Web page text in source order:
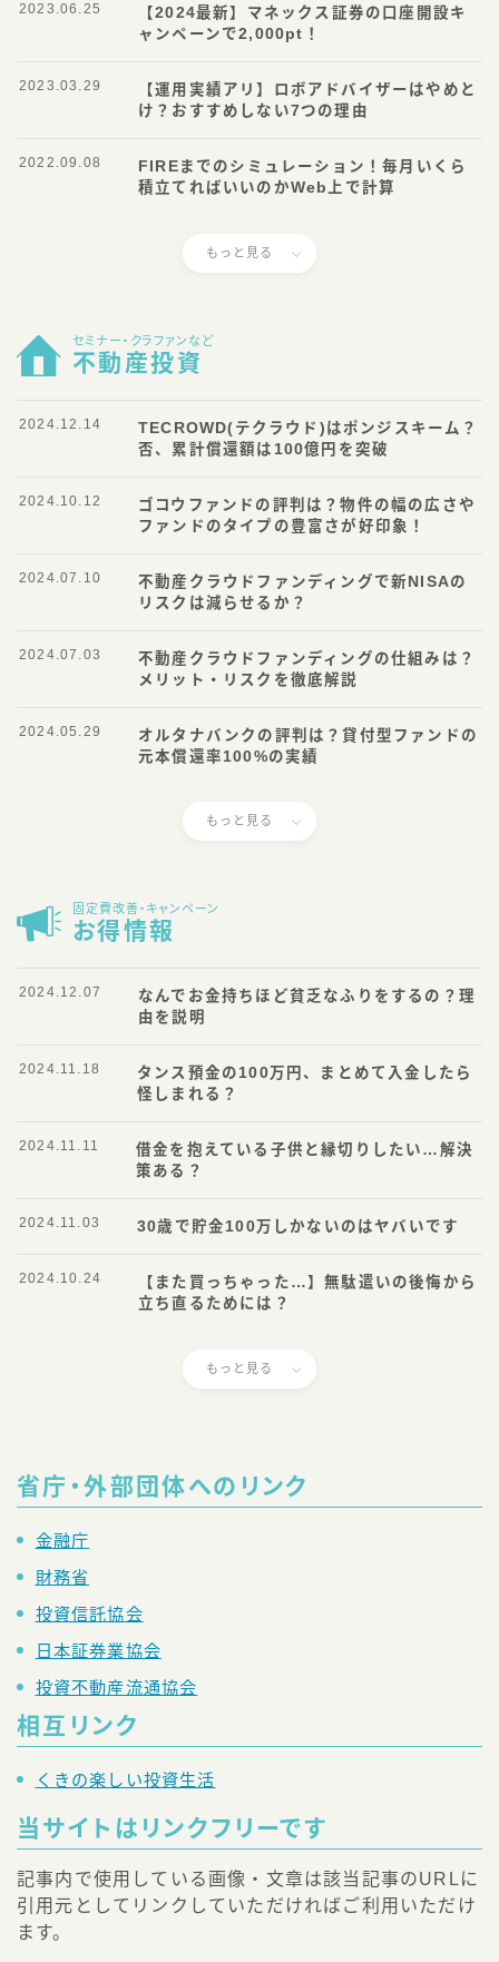
【2024最新】マネックス証券の口座開設キ
ャンペーンで2,000pt！
2023.06.25
【運用実績アリ】ロボアドバイザーはやめと
け？おすすめしない7つの理由
2023.03.29
FIREまでのシミュレーション！毎月いくら
積立てればいいのかWeb上で計算
2022.09.08
もっと見る
セミナー・クラファンなど
不動産投資
TECROWD(テクラウド)はポンジスキーム？
否、累計償還額は100億円を突破
2024.12.14
ゴコウファンドの評判は？物件の幅の広さや
ファンドのタイプの豊富さが好印象！
2024.10.12
不動産クラウドファンディングで新NISAの
リスクは減らせるか？
2024.07.10
不動産クラウドファンディングの仕組みは？
メリット・リスクを徹底解説
2024.07.03
オルタナバンクの評判は？貸付型ファンドの
元本償還率100%の実績
2024.05.29
もっと見る
固定費改善・キャンペーン
お得情報
なんでお金持ちほど貧乏なふりをするの？理
由を説明
2024.12.07
タンス預金の100万円、まとめて入金したら
怪しまれる？
2024.11.18
借金を抱えている子供と縁切りしたい…解決
策ある？
2024.11.11
30歳で貯金100万しかないのはヤバいです
2024.11.03
【また買っちゃった…】無駄遣いの後悔から
立ち直るためには？
2024.10.24
もっと見る
省庁・外部団体へのリンク
金融庁
財務省
投資信託協会
日本証券業協会
投資不動産流通協会
相互リンク
くきの楽しい投資生活
当サイトはリンクフリーです
記事内で使用している画像・文章は該当記事のURLに
引用元としてリンクしていただければご利用いただけ
ます。